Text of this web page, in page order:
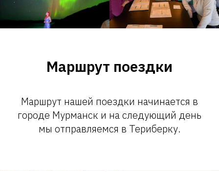
Маршрут поездки
Маршрут нашей поездки начинается в
городе Мурманск и на следующий день
мы отправляемся в Териберку.